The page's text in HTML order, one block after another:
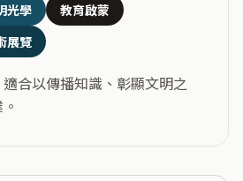
光學
教育啟蒙
展覽
合以傳播知識、彰顯文明之